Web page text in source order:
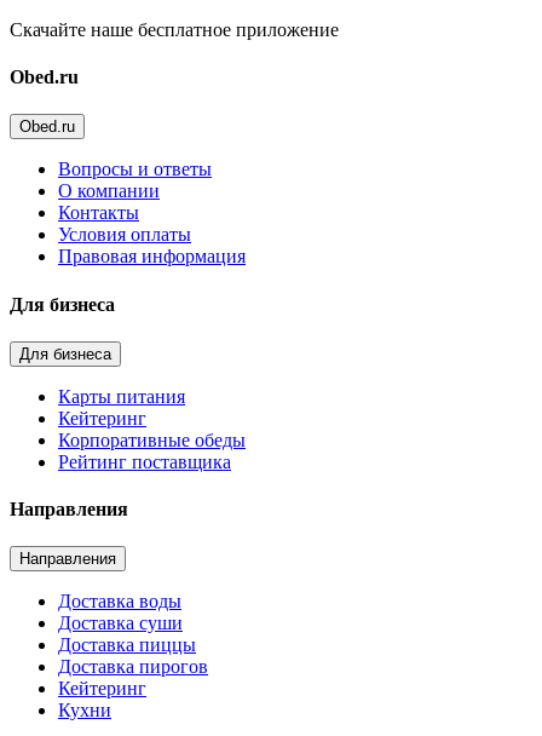
Скачайте наше бесплатное приложение
Obed.ru
Obed.ru
Вопросы и ответы
О компании
Контакты
Условия оплаты
Правовая информация
Для бизнеса
Для бизнеса
Карты питания
Кейтеринг
Корпоративные обеды
Рейтинг поставщика
Направления
Направления
Доставка воды
Доставка суши
Доставка пиццы
Доставка пирогов
Кейтеринг
Кухни